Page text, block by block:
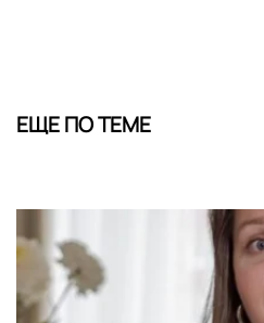
ЕЩЕ ПО ТЕМЕ